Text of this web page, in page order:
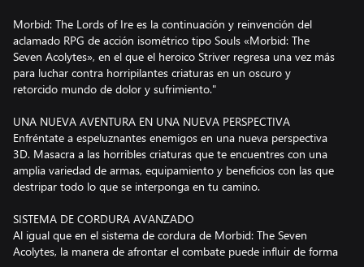
Morbid: The Lords of Ire es la continuación y reinvención del
aclamado RPG de acción isométrico tipo Souls «Morbid: The
Seven Acolytes», en el que el heroico Striver regresa una vez más
para luchar contra horripilantes criaturas en un oscuro y
retorcido mundo de dolor y sufrimiento."
UNA NUEVA AVENTURA EN UNA NUEVA PERSPECTIVA
Enfréntate a espeluznantes enemigos en una nueva perspectiva
3D. Masacra a las horribles criaturas que te encuentres con una
amplia variedad de armas, equipamiento y beneficios con las que
destripar todo lo que se interponga en tu camino.
SISTEMA DE CORDURA AVANZADO
Al igual que en el sistema de cordura de Morbid: The Seven
Acolytes, la manera de afrontar el combate puede influir de forma